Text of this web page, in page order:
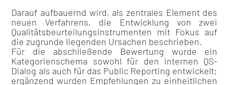
Darauf aufbauernd wird, als zentrales Element des
neuen Verfahrens, die Entwicklung von zwei
Qualitätsbeurteilungsinstrumenten mit Fokus auf
die zugrunde liegenden Ursachen beschrieben.
Für die abschließende Bewertung wurde ein
Kategorienschema sowohl für den internen QS-
Dialog als auch für das Public Reporting entwickelt;
ergänzend wurden Empfehlungen zu einheitlichen